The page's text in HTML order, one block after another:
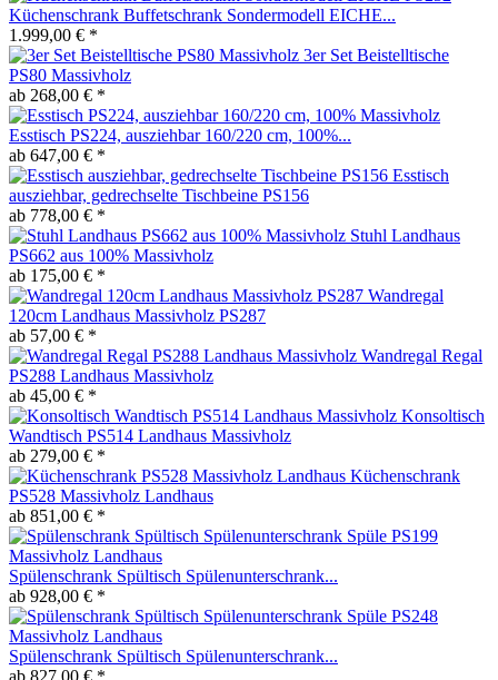
Küchenschrank Buffetschrank Sondermodell EICHE...
1.999,00 € *
3er Set Beistelltische
PS80 Massivholz
ab 268,00 € *
Esstisch PS224, ausziehbar 160/220 cm, 100%...
ab 647,00 € *
Esstisch
ausziehbar, gedrechselte Tischbeine PS156
ab 778,00 € *
Stuhl Landhaus
PS662 aus 100% Massivholz
ab 175,00 € *
Wandregal
120cm Landhaus Massivholz PS287
ab 57,00 € *
Wandregal Regal
PS288 Landhaus Massivholz
ab 45,00 € *
Konsoltisch
Wandtisch PS514 Landhaus Massivholz
ab 279,00 € *
Küchenschrank
PS528 Massivholz Landhaus
ab 851,00 € *
Spülenschrank Spültisch Spülenunterschrank...
ab 928,00 € *
Spülenschrank Spültisch Spülenunterschrank...
ab 827,00 € *